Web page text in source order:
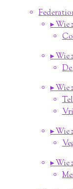
▸ Wie
▸ Wie
▸ Wie
▸ Wie
▸ Wie